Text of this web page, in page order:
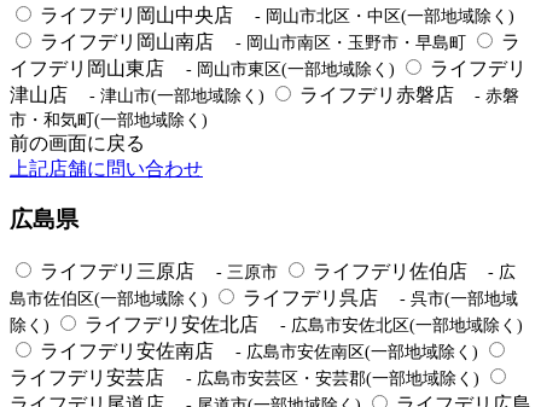
ライフデリ岡山中央店 - 岡山市北区・中区(一部地域除く)
ライフデリ岡山南店 - 岡山市南区・玉野市・早島町
ラ
イフデリ岡山東店
- 岡山市東区(一部地域除く)
ライフデリ
津山店
- 津山市(一部地域除く) ライフデリ赤磐店
- 赤磐
市・和気町(一部地域除く)
前の画面に戻る
上記店舗に問い合わせ
広島県
ライフデリ三原店 - 三原市 ライフデリ佐伯店
- 広
島市佐伯区(一部地域除く)
ライフデリ呉店
- 呉市(一部地域
除く)
ライフデリ安佐北店 - 広島市安佐北区(一部地域除く)
ライフデリ安佐南店 - 広島市安佐南区(一部地域除く)
ライフデリ安芸店 - 広島市安芸区・安芸郡(一部地域除く)